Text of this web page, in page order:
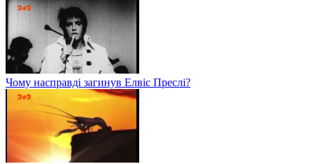
Чому насправді загинув Елвіс Преслі?